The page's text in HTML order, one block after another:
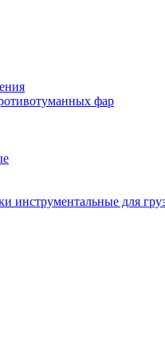
фар
инструментальные для